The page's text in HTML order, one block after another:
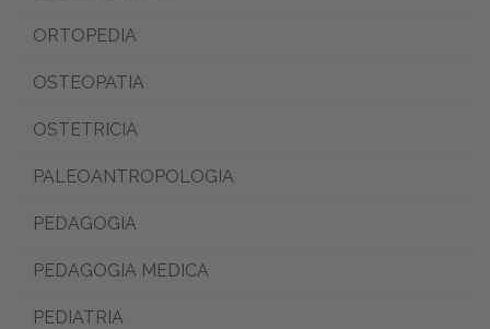
ORTOPEDIA
OSTEOPATIA
OSTETRICIA
PALEOANTROPOLOGIA
PEDAGOGIA
PEDAGOGIA MEDICA
PEDIATRIA